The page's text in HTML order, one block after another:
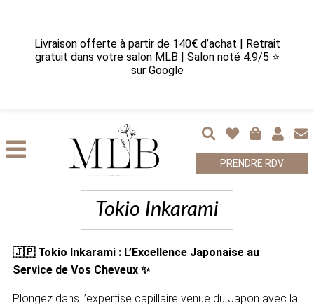
Livraison offerte à partir de 140€ d’achat | Retrait
gratuit dans votre salon MLB | Salon noté 4.9/5 ⭐
sur Google
PRENDRE RDV
Tokio Inkarami
🇯🇵 Tokio Inkarami : L’Excellence Japonaise au
Service de Vos Cheveux ✨
Plongez dans l’expertise capillaire venue du Japon avec la